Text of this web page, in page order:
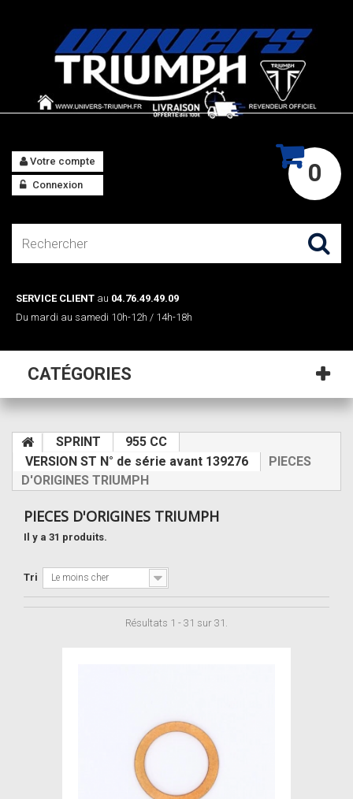
0
Votre compte
Connexion
SERVICE CLIENT au 04.76.49.49.09
Du mardi au samedi 10h-12h / 14h-18h
CATÉGORIES
SPRINT
955 CC
VERSION ST N° de série avant 139276
PIECES
D'ORIGINES TRIUMPH
PIECES D'ORIGINES TRIUMPH
Il y a 31 produits.
Tri Le moins cher
Résultats 1 - 31 sur 31.